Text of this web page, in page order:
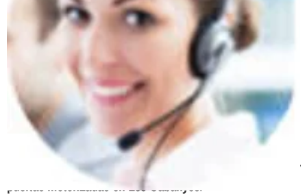
Persianas enrollables, Puertas correderas, Puertas
batientes, Puertas seccionales, Correderas automáticas
de cristal, Sistemas de anti-cizallamiento, Puertas
peatonales, Puertas basculantes, Puertas radio
frecuencia, Urgencias 24 horas, Mantenimiento de
Servicio tecnico, expertos en automatismos y
puertas motorizadas en Les Cabanyes.